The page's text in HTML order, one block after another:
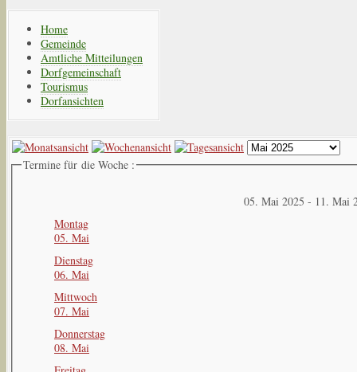
Home
Gemeinde
Amtliche Mitteilungen
Dorfgemeinschaft
Tourismus
Dorfansichten
Termine für die Woche :
05. Mai 2025 - 11. Mai
Montag
05. Mai
Dienstag
06. Mai
Mittwoch
07. Mai
Donnerstag
08. Mai